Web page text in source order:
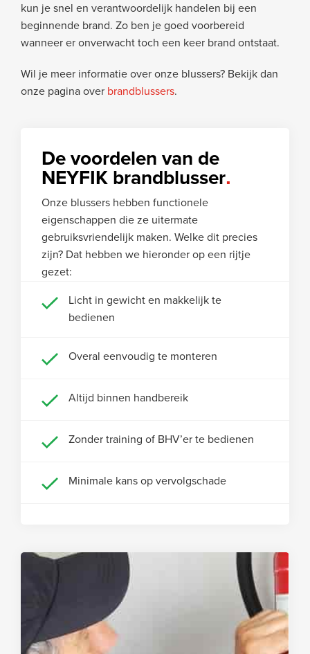
kun je snel en verantwoordelijk handelen bij een
beginnende brand. Zo ben je goed voorbereid
wanneer er onverwacht toch een keer brand ontstaat.
Wil je meer informatie over onze blussers? Bekijk dan
onze pagina over brandblussers.
De voordelen van de
NEYFIK brandblusser
Onze blussers hebben functionele
eigenschappen die ze uitermate
gebruiksvriendelijk maken. Welke dit precies
zijn? Dat hebben we hieronder op een rijtje
gezet:
Licht in gewicht en makkelijk te
bedienen
Overal eenvoudig te monteren
Altijd binnen handbereik
Zonder training of BHV’er te bedienen
Minimale kans op vervolgschade